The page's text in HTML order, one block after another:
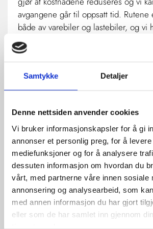
Samtykke Detaljer
Denne nettsiden anvender cookies
Vi bruker informasjonskapsler for å gi
annonser et personlig preg, for å
mediefunksjoner og for å analysere
dessuten informasjon om hvordan du
vårt, med partnerne våre innen sosiale
annonsering og analysearbeid, som
med annen informasjon du har gjort
eller som de har samlet inn gjennom
avgangene går til oppsatt tid. Rutene
både av varebiler og lastebiler, og vi
begrensninger på verken størrelse
Vi benytter ikke terminaler, og
direkte uten noen form for
effektiviteten og gjør transporten
lignende reduseres betraktelig. Skulle
oppstå en uforutsett situasjon, vil du
våre elektroniske løsninger få
oppdateringer vedrørende dette.